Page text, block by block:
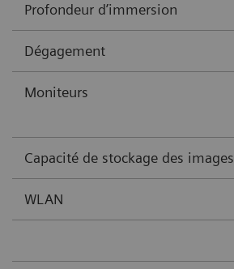
Profondeur d’immersion
Dégagement
Moniteurs
Capacité de stockage des images
WLAN